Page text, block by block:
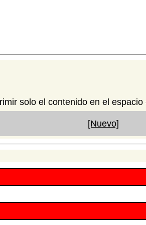
solo el contenido en el
[Nuevo]